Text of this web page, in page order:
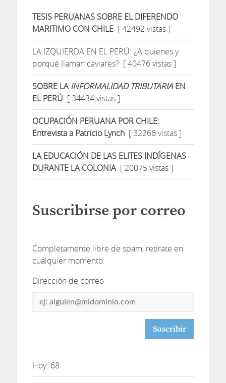
TESIS PERUANAS SOBRE EL DIFERENDO
MARITIMO CON CHILE[ 42492 vistas ]
LA IZQUIERDA EN EL PERÚ: ¿A quienes y
porqué llaman caviares? [ 40476 vistas ]
SOBRE LAINFORMALIDAD TRIBUTARIAEN
EL PERÚ [ 34434 vistas ]
OCUPACIÓN PERUANA POR CHILE:
Entrevista a Patricio Lynch[ 32266 vistas ]
LA EDUCACIÓN DE LAS ELITES INDÍGENAS
DURANTE LA COLONIA[ 20075 vistas ]
Suscribirse por correo
Completamente libre de spam, retírate en
cualquier momento.
Dirección de correo
Dirección
Hoy: 68